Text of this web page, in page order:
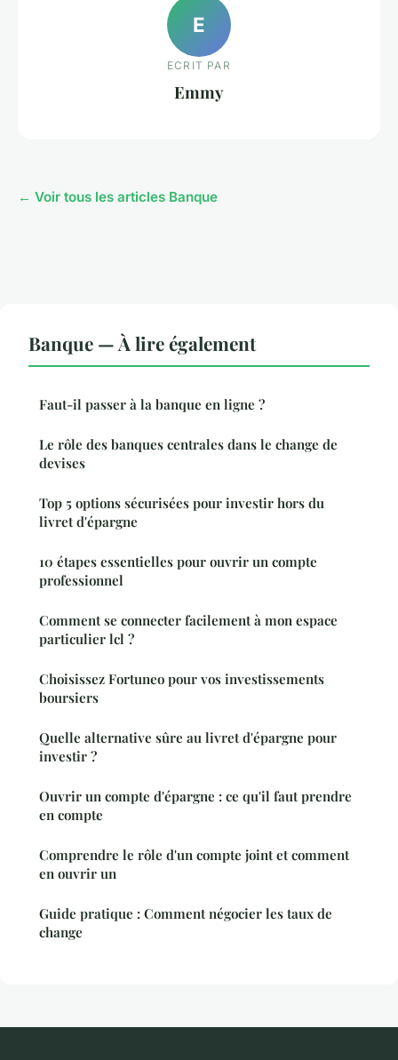
E
ECRIT PAR
Emmy
← Voir tous les articles Banque
Banque — À lire également
Faut-il passer à la banque en ligne ?
Le rôle des banques centrales dans le change de
devises
Top 5 options sécurisées pour investir hors du
livret d'épargne
10 étapes essentielles pour ouvrir un compte
professionnel
Comment se connecter facilement à mon espace
particulier lcl ?
Choisissez Fortuneo pour vos investissements
boursiers
Quelle alternative sûre au livret d'épargne pour
investir ?
Ouvrir un compte d'épargne : ce qu'il faut prendre
en compte
Comprendre le rôle d'un compte joint et comment
en ouvrir un
Guide pratique : Comment négocier les taux de
change